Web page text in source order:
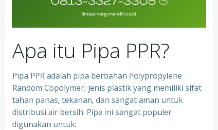
Apa itu Pipa PPR?
Pipa PPR adalah pipa berbahan Polypropylene
Random Copolymer, jenis plastik yang memiliki sifat
tahan panas, tekanan, dan sangat aman untuk
distribusi air bersih. Pipa ini sangat populer
digunakan untuk: